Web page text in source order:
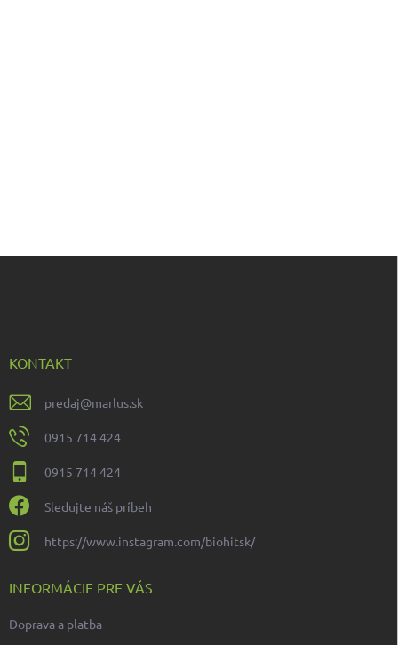
KONTAKT
predaj@marlus.sk
0915 714 424
0915 714 424
Sledujte náš príbeh
https://www.instagram.com/biohitsk/
INFORMÁCIE PRE VÁS
Doprava a platba